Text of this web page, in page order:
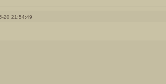
20 21:54:49